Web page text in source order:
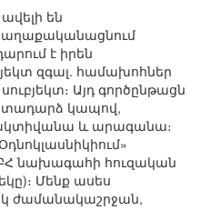
են
է իրեն
զգալ. համախոհներ
Այդ գործընթացն
կապով,
և արագանա։
նախագահի հուզական
Մենք ասես
ժամանակաշրջան,